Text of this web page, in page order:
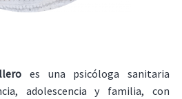
es una psicóloga sanitaria
adolescencia y familia, con